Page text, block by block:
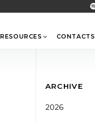
RESOURCES CONTACTS
ARCHIVE
2026